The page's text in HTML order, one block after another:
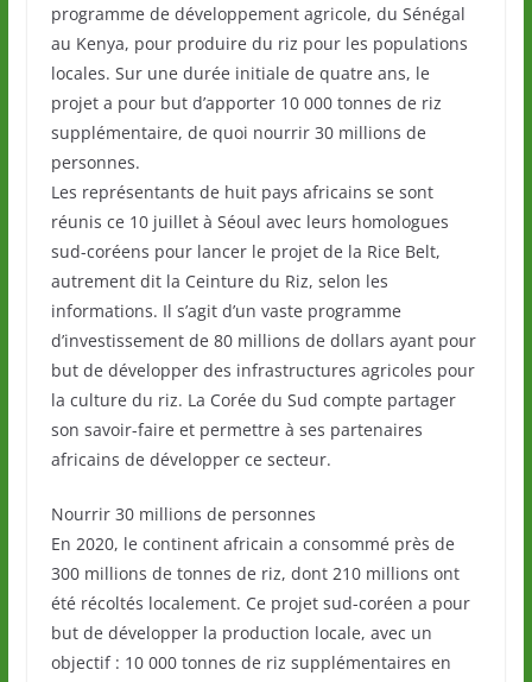
programme de développement agricole, du Sénégal
au Kenya, pour produire du riz pour les populations
locales. Sur une durée initiale de quatre ans, le
projet a pour but d’apporter 10 000 tonnes de riz
supplémentaire, de quoi nourrir 30 millions de
personnes.
Les représentants de huit pays africains se sont
réunis ce 10 juillet à Séoul avec leurs homologues
sud-coréens pour lancer le projet de la Rice Belt,
autrement dit la Ceinture du Riz, selon les
informations. Il s’agit d’un vaste programme
d’investissement de 80 millions de dollars ayant pour
but de développer des infrastructures agricoles pour
la culture du riz. La Corée du Sud compte partager
son savoir-faire et permettre à ses partenaires
africains de développer ce secteur.
Nourrir 30 millions de personnes
En 2020, le continent africain a consommé près de
300 millions de tonnes de riz, dont 210 millions ont
été récoltés localement. Ce projet sud-coréen a pour
but de développer la production locale, avec un
objectif : 10 000 tonnes de riz supplémentaires en